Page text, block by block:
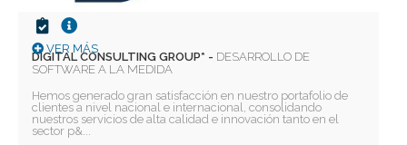
VER MÁS
DIGITAL CONSULTING GROUP* - DESARROLLO DE
SOFTWARE A LA MEDIDA
Hemos generado gran satisfacción en nuestro portafolio de
clientes a nivel nacional e internacional, consolidando
nuestros servicios de alta calidad e innovación tanto en el
sector p&...